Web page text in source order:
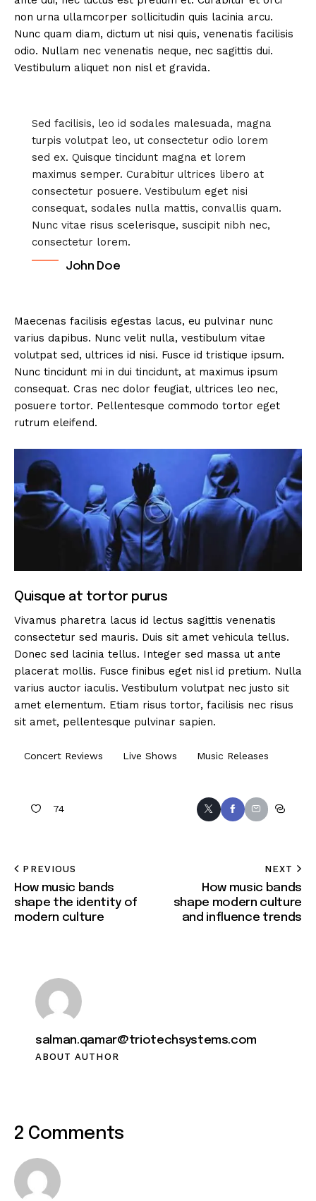
non urna ullamcorper sollicitudin quis lacinia arcu.
Nunc quam diam, dictum ut nisi quis, venenatis facilisis
odio. Nullam nec venenatis neque, nec sagittis dui.
Vestibulum aliquet non nisl et gravida.
Sed facilisis, leo id sodales malesuada, magna
turpis volutpat leo, ut consectetur odio lorem
sed ex. Quisque tincidunt magna et lorem
maximus semper. Curabitur ultrices libero at
consectetur posuere. Vestibulum eget nisi
consequat, sodales nulla mattis, convallis quam.
Nunc vitae risus scelerisque, suscipit nibh nec,
consectetur lorem.
John Doe
Maecenas facilisis egestas lacus, eu pulvinar nunc
varius dapibus. Nunc velit nulla, vestibulum vitae
volutpat sed, ultrices id nisi. Fusce id tristique ipsum.
Nunc tincidunt mi in dui tincidunt, at maximus ipsum
consequat. Cras nec dolor feugiat, ultrices leo nec,
posuere tortor. Pellentesque commodo tortor eget
rutrum eleifend.
Quisque at tortor purus
Vivamus pharetra lacus id lectus sagittis venenatis
consectetur sed mauris. Duis sit amet vehicula tellus.
Donec sed lacinia tellus. Integer sed massa ut ante
placerat mollis. Fusce finibus eget nisl id pretium. Nulla
varius auctor iaculis. Vestibulum volutpat nec justo sit
amet elementum. Etiam risus tortor, facilisis nec risus
sit amet, pellentesque pulvinar sapien.
Concert Reviews Live Shows Music Releases
74
PREVIOUS
How music bands
shape the identity of
modern culture
NEXT
How music bands
shape modern culture
and influence trends
salman.qamar@triotechsystems.com
ABOUT AUTHOR
2 Comments